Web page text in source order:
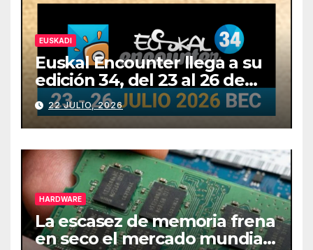
EUSKADI
Euskal Encounter llega a su
edición 34, del 23 al 26 de
julio
22 JULIO, 2026
HARDWARE
La escasez de memoria frena
en seco el mercado mundial